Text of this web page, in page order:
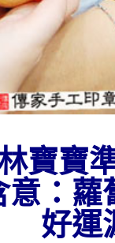
寶寶
： 蘿
好運